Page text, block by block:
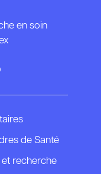
en soin
de Santé
et recherche